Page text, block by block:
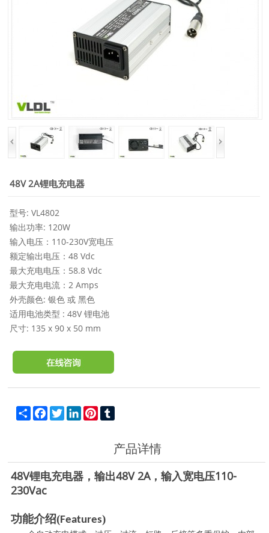
48V 2A锂电充电器
型号: VL4802
输出功率: 120W
输入电压：110-230V宽电压
额定输出电压：48 Vdc
最大充电电压：58.8 Vdc
最大充电电流：2 Amps
外壳颜色: 银色 或 黑色
适用电池类型 : 48V 锂电池
尺寸: 135 x 90 x 50 mm
Share FacebookTwitter LinkedInPinterest
产品详情
48V锂电充电器，输出48V 2A，输入宽电压110-
230Vac
功能介绍(Features)